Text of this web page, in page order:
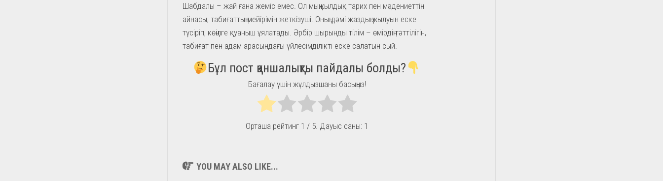
Шабдалы – жай ғана жеміс емес. Ол мыңжылдық тарих пен мәдениеттің
айнасы, табиғаттың мейірімін жеткізуші. Оның дәмі жаздың жылуын еске
түсіріп, көңілге қуаныш ұялатады. Әрбір шырынды тілім – өмірдің тәттілігін,
табиғат пен адам арасындағы үйлесімділікті еске салатын сый.
Бұл пост қаншалықты пайдалы болды?
Бағалау үшін жұлдызшаны басыңыз!
Орташа рейтинг 1 / 5. Дауыс саны: 1
YOU MAY ALSO LIKE...